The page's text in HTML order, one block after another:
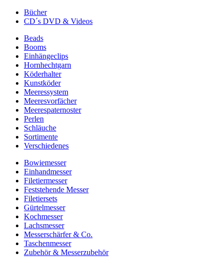
Bücher
CD´s DVD & Videos
Beads
Booms
Einhängeclips
Hornhechtgarn
Köderhalter
Kunstköder
Meeressystem
Meeresvorfächer
Meerespaternoster
Perlen
Schläuche
Sortimente
Verschiedenes
Bowiemesser
Einhandmesser
Filetiermesser
Feststehende Messer
Filetiersets
Gürtelmesser
Kochmesser
Lachsmesser
Messerschärfer & Co.
Taschenmesser
Zubehör & Messerzubehör